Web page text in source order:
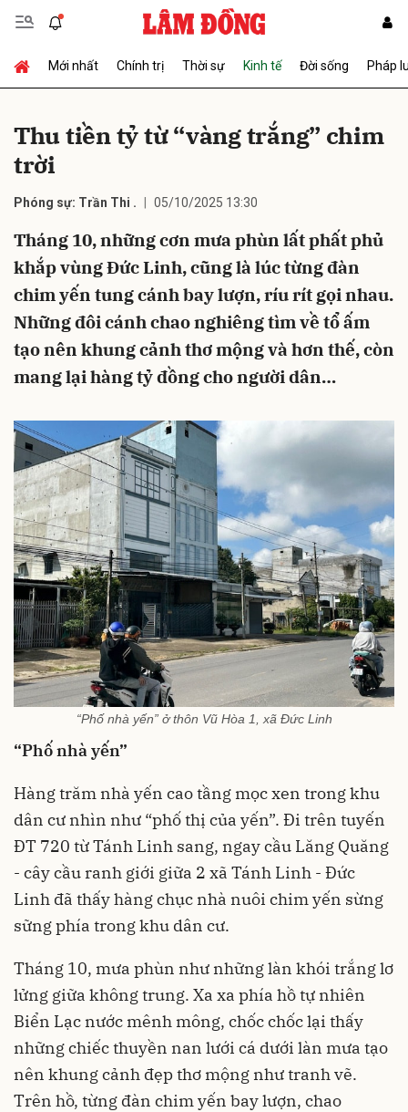
Mới nhất Chính trị Thời sự Kinh tế Đời sống Pháp
Thu tiền tỷ từ “vàng trắng” chim
trời
Phóng sự: Trần Thi . 05/10/2025 13:30
Tháng 10, những cơn mưa phùn lất phất phủ
khắp vùng Đức Linh, cũng là lúc từng đàn
chim yến tung cánh bay lượn, ríu rít gọi nhau.
Những đôi cánh chao nghiêng tìm về tổ ấm
tạo nên khung cảnh thơ mộng và hơn thế, còn
mang lại hàng tỷ đồng cho người dân…
“Phố nhà yến” ở thôn Vũ Hòa 1, xã Đức Linh
“Phố nhà yến”
Hàng trăm nhà yến cao tầng mọc xen trong khu
dân cư nhìn như “phố thị của yến”. Đi trên tuyến
ĐT 720 từ Tánh Linh sang, ngay cầu Lăng Quăng
- cây cầu ranh giới giữa 2 xã Tánh Linh - Đức
Linh đã thấy hàng chục nhà nuôi chim yến sừng
sững phía trong khu dân cư.
Tháng 10, mưa phùn như những làn khói trắng lơ
lửng giữa không trung. Xa xa phía hồ tự nhiên
Biển Lạc nước mênh mông, chốc chốc lại thấy
những chiếc thuyền nan lưới cá dưới làn mưa tạo
nên khung cảnh đẹp thơ mộng như tranh vẽ.
Trên hồ, từng đàn chim yến bay lượn, chao
Gửi bình luận
Hủy Gửi